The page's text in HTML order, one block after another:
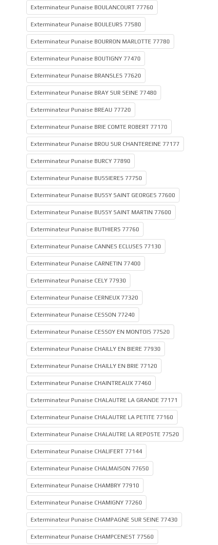
Exterminateur Punaise BOULANCOURT 77760
Exterminateur Punaise BOULEURS 77580
Exterminateur Punaise BOURRON MARLOTTE 77780
Exterminateur Punaise BOUTIGNY 77470
Exterminateur Punaise BRANSLES 77620
Exterminateur Punaise BRAY SUR SEINE 77480
Exterminateur Punaise BREAU 77720
Exterminateur Punaise BRIE COMTE ROBERT 77170
Exterminateur Punaise BROU SUR CHANTEREINE 77177
Exterminateur Punaise BURCY 77890
Exterminateur Punaise BUSSIERES 77750
Exterminateur Punaise BUSSY SAINT GEORGES 77600
Exterminateur Punaise BUSSY SAINT MARTIN 77600
Exterminateur Punaise BUTHIERS 77760
Exterminateur Punaise CANNES ECLUSES 77130
Exterminateur Punaise CARNETIN 77400
Exterminateur Punaise CELY 77930
Exterminateur Punaise CERNEUX 77320
Exterminateur Punaise CESSON 77240
Exterminateur Punaise CESSOY EN MONTOIS 77520
Exterminateur Punaise CHAILLY EN BIERE 77930
Exterminateur Punaise CHAILLY EN BRIE 77120
Exterminateur Punaise CHAINTREAUX 77460
Exterminateur Punaise CHALAUTRE LA GRANDE 77171
Exterminateur Punaise CHALAUTRE LA PETITE 77160
Exterminateur Punaise CHALAUTRE LA REPOSTE 77520
Exterminateur Punaise CHALIFERT 77144
Exterminateur Punaise CHALMAISON 77650
Exterminateur Punaise CHAMBRY 77910
Exterminateur Punaise CHAMIGNY 77260
Exterminateur Punaise CHAMPAGNE SUR SEINE 77430
Exterminateur Punaise CHAMPCENEST 77560